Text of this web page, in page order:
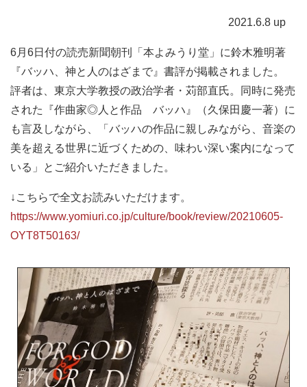
2021.6.8 up
6月6日付の読売新聞朝刊「本よみうり堂」に鈴木雅明著
『バッハ、神と人のはざまで』書評が掲載されました。
評者は、東京大学教授の政治学者・苅部直氏。同時に発売
された『作曲家◎人と作品 バッハ』（久保田慶一著）に
も言及しながら、「バッハの作品に親しみながら、音楽の
美を超える世界に近づくための、味わい深い案内になって
いる」とご紹介いただきました。
↓こちらで全文お読みいただけます。
https://www.yomiuri.co.jp/culture/book/review/20210605-
OYT8T50163/